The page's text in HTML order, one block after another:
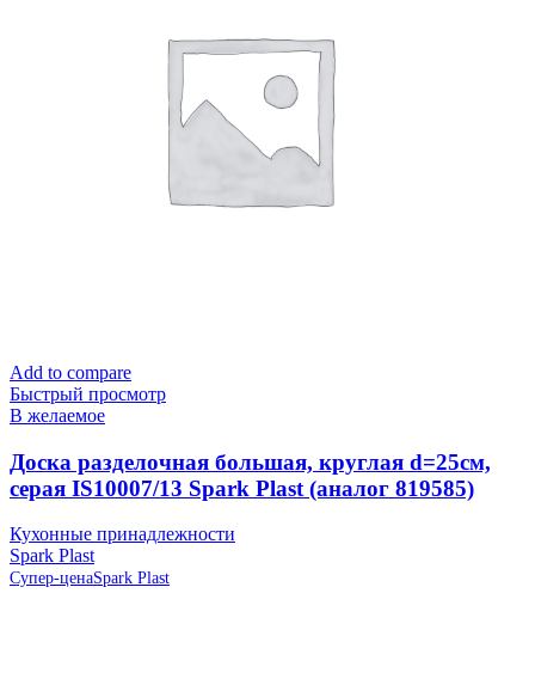
Add to compare
Быстрый просмотр
В желаемое
Доска разделочная большая, круглая d=25см,
серая IS10007/13 Spark Plast (аналог 819585)
Кухонные принадлежности
Spark Plast
Супер-ценаSpark Plast